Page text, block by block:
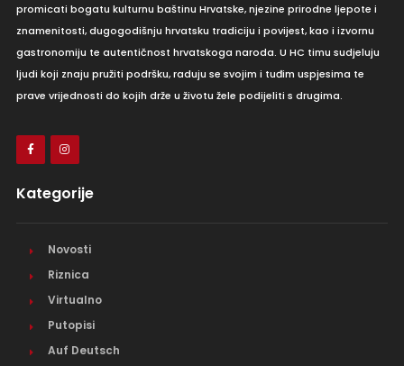
promicati bogatu kulturnu baštinu Hrvatske, njezine prirodne ljepote i
znamenitosti, dugogodišnju hrvatsku tradiciju i povijest, kao i izvornu
gastronomiju te autentičnost hrvatskoga naroda. U HC timu sudjeluju
ljudi koji znaju pružiti podršku, raduju se svojim i tuđim uspjesima te
prave vrijednosti do kojih drže u životu žele podijeliti s drugima.
Kategorije
Novosti
Riznica
Virtualno
Putopisi
Auf Deutsch